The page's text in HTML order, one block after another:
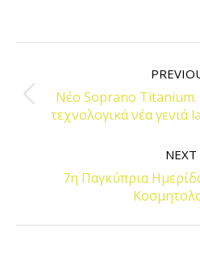
Νέο Soprano
τεχνολογικά νέα γενιά
NEXT
7η Παγκύπρια